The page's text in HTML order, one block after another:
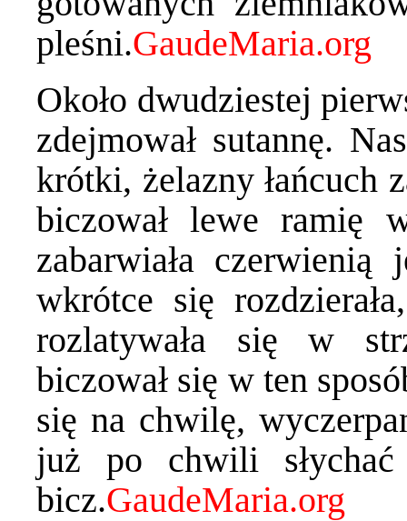
pleśni.
Około dwudziestej
zdejmował sutannę.
krótki, żelazny łańcuch
biczował lewe ramię
zabarwiała czerwienią
wkrótce się
rozlatywała się w
biczował się w ten
się na chwilę,
już po chwili słychać
bicz.